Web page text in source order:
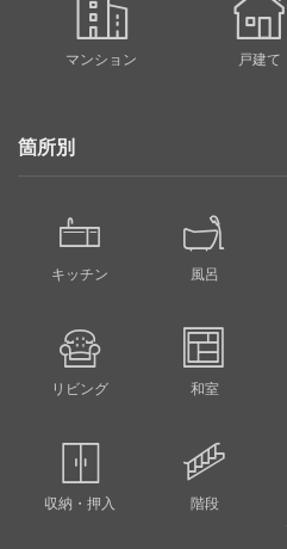
マンション 戸建て
箇所別
キッチン 風呂
リビング 和室
収納・押入 階段